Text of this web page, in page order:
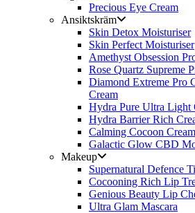
Precious Eye Cream
Ansiktskräm
Skin Detox Moisturiser
Skin Perfect Moisturiser
Amethyst Obsession
Rose Quartz Supreme
Diamond Extreme Pro
Cream
Hydra Pure Ultra Light
Hydra Barrier Rich
Calming Cocoon Cream
Galactic Glow CBD
Makeup
Supernatural Defence
Cocooning Rich Lip
Genious Beauty Lip
Ultra Glam Mascara